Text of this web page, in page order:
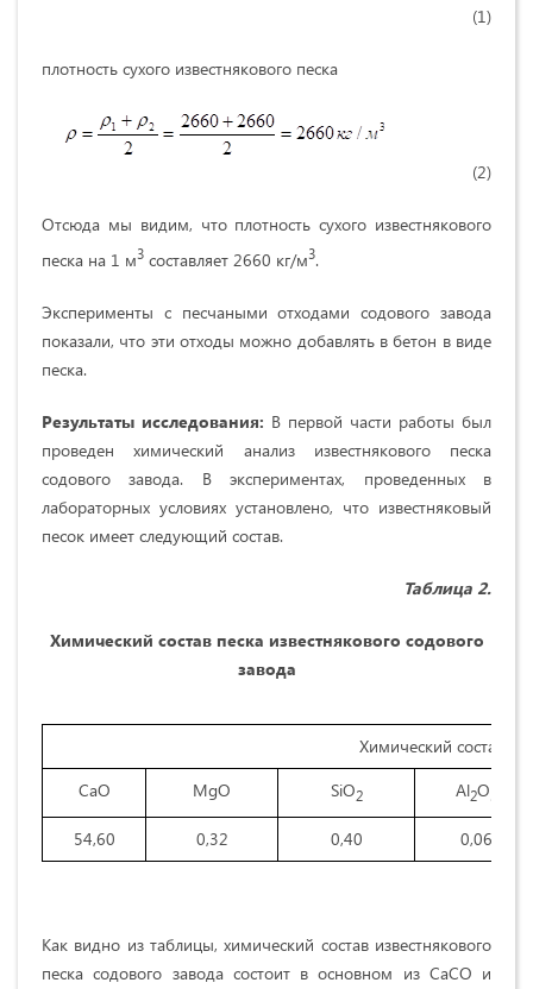
(1)
плотность сухого известнякового песка
(2)
Отсюда мы видим, что плотность сухого известнякового
песка на 1 м3 составляет 2660 кг/м3.
Эксперименты с песчаными отходами содового завода
показали, что эти отходы можно добавлять в бетон в виде
песка.
Результаты исследования: В первой части работы был
проведен химический анализ известнякового песка
содового завода. В экспериментах, проведенных в
лабораторных условиях установлено, что известняковый
песок имеет следующий состав.
Таблица 2.
Химический состав песка известнякового содового
завода
Химический состав.
CaO
MgO SiO2 Al2O
54,60 0,32 0,40 0,06
Как видно из таблицы, химический состав известнякового
песка содового завода состоит в основном из CaCO и